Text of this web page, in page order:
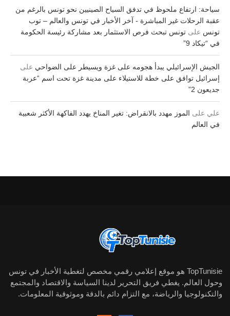
سياحة: ارتفاع ملحوظ في تدفق السياح الصينيين نحو تونس بالرغم من
عقبة الرحلات غير المباشرة - آخر الأخبار في تونس والعالم – توب
تونس على تونس تبحث فرص الاستثمار بعد مشاركة رئيسة الحكومة
في “تيكاد 9”
الجيش الإسرائيلي يبدأ هجومه على غزة ويسيطر على الضواحي على
إسرائيل توافق على خطة للاستيلاء على مدينة غزة تحت اسم “عربة
جديعون 2”
علي على الموز مهدد بالانقراض: تغير المناخ يهدد الفاكهة الأكثر شعبية
في العالم
TopTunisie هو موقع إعلامي رقمي مخصص لتغطية الأخبار في تونس
وحول العالم. يغطي فريق التحرير لدينا السياسة والاقتصاد والمجتمع
والتكنولوجيا والرياضة، مع التزام دائم بالدقة وموثوقية المعلومات.